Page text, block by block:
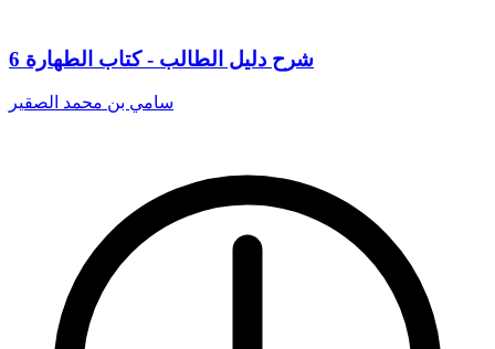
شرح دليل الطالب - كتاب الطهارة 6
سامي بن محمد الصقير